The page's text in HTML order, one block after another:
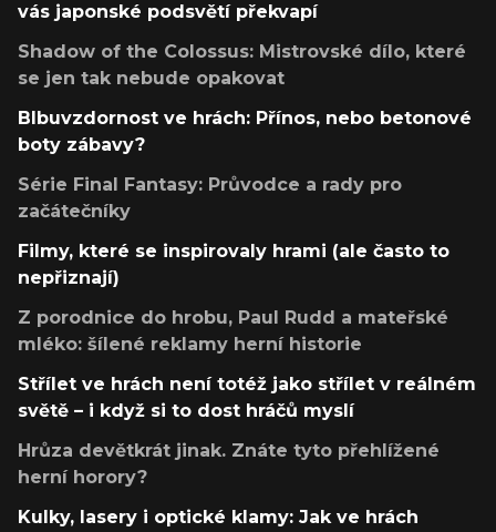
vás japonské podsvětí překvapí
Shadow of the Colossus: Mistrovské dílo, které
se jen tak nebude opakovat
Blbuvzdornost ve hrách: Přínos, nebo betonové
boty zábavy?
Série Final Fantasy: Průvodce a rady pro
začátečníky
Filmy, které se inspirovaly hrami (ale často to
nepřiznají)
Z porodnice do hrobu, Paul Rudd a mateřské
mléko: šílené reklamy herní historie
Střílet ve hrách není totéž jako střílet v reálném
světě – i když si to dost hráčů myslí
Hrůza devětkrát jinak. Znáte tyto přehlížené
herní horory?
Kulky, lasery i optické klamy: Jak ve hrách